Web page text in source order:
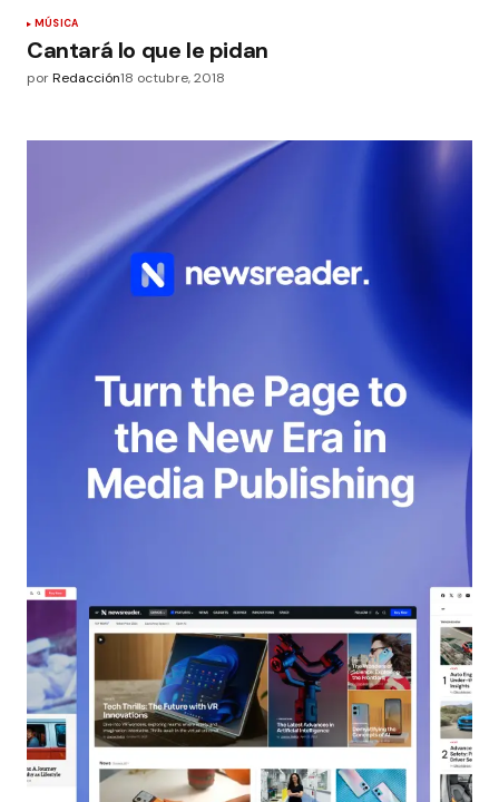
MÚSICA
Cantará lo que le pidan
porRedacción18 octubre, 2018